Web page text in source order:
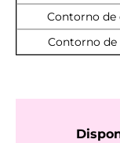
Contorno de
Contorno de